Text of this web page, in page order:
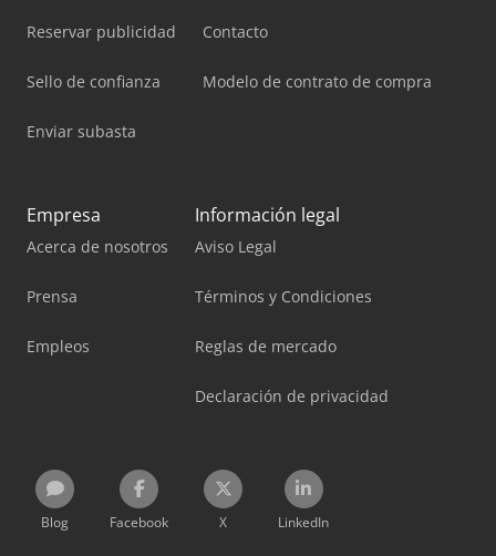
Reservar publicidad
Sello de confianza
Enviar subasta
Contacto
Modelo de contrato de compra
Empresa
Acerca de nosotros
Prensa
Empleos
Información legal
Aviso Legal
Términos y Condiciones
Reglas de mercado
Declaración de privacidad
Blog Facebook X LinkedIn